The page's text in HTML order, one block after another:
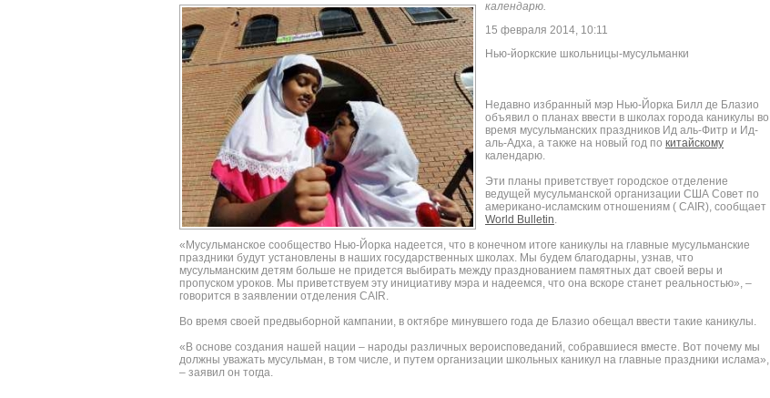
календарю.
15 февраля 2014, 10:11
Нью-йоркские школьницы-мусульманки
Недавно избранный мэр Нью-Йорка Билл де Блазио
объявил о планах ввести в школах города каникулы во
время мусульманских праздников Ид аль-Фитр и Ид-
аль-Адха, а также на новый год по китайскому
календарю.
Эти планы приветствует городское отделение
ведущей мусульманской организации США Совет по
американо-исламским отношениям ( CAIR), сообщает
World Bulletin.
«Мусульманское сообщество Нью-Йорка надеется, что в конечном итоге каникулы на главные мусульманские
праздники будут установлены в наших государственных школах. Мы будем благодарны, узнав, что
мусульманским детям больше не придется выбирать между празднованием памятных дат своей веры и
пропуском уроков. Мы приветствуем эту инициативу мэра и надеемся, что она вскоре станет реальностью», –
говорится в заявлении отделения CAIR.
Во время своей предвыборной кампании, в октябре минувшего года де Блазио обещал ввести такие каникулы.
«В основе создания нашей нации – народы различных вероисповеданий, собравшиеся вместе. Вот почему мы
должны уважать мусульман, в том числе, и путем организации школьных каникул на главные праздники ислама»,
– заявил он тогда.